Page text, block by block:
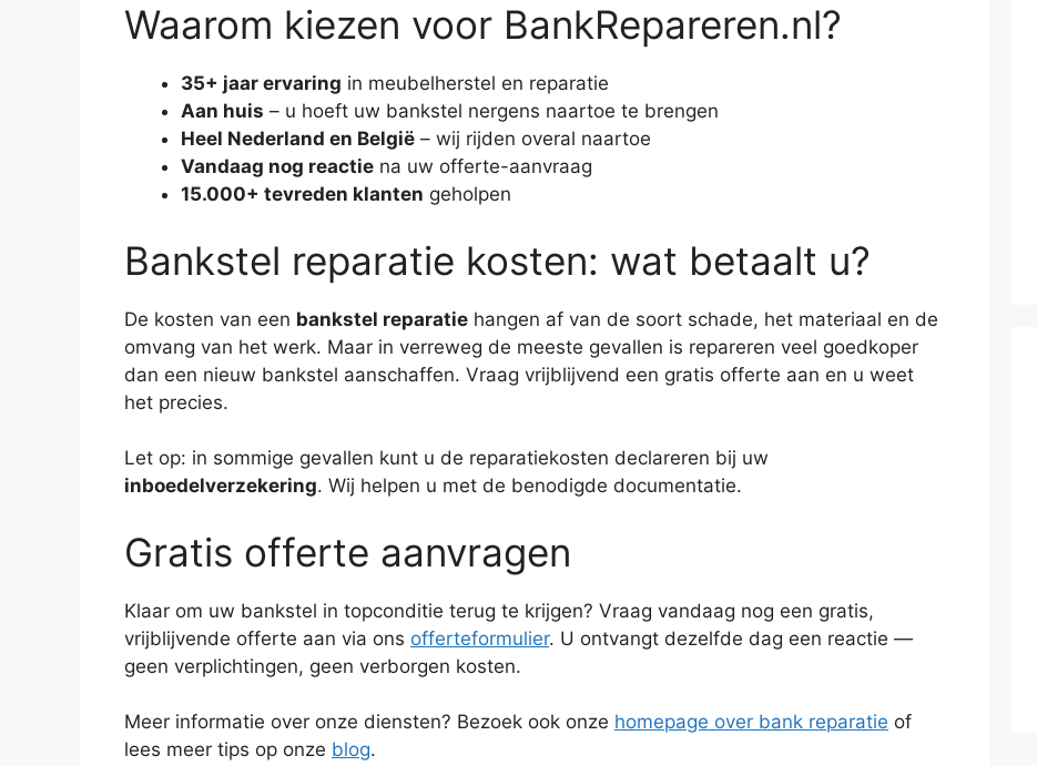
Waarom kiezen voor BankRepareren.nl?
35+ jaar ervaring in meubelherstel en reparatie
Aan huis – u hoeft uw bankstel nergens naartoe te brengen
Heel Nederland en België – wij rijden overal naartoe
Vandaag nog reactie na uw offerte-aanvraag
15.000+ tevreden klanten geholpen
Bankstel reparatie kosten: wat betaalt u?
De kosten van een bankstel reparatie hangen af van de soort schade, het materiaal en de
omvang van het werk. Maar in verreweg de meeste gevallen is repareren veel goedkoper
dan een nieuw bankstel aanschaffen. Vraag vrijblijvend een gratis offerte aan en u weet
het precies.
Let op: in sommige gevallen kunt u de reparatiekosten declareren bij uw
inboedelverzekering. Wij helpen u met de benodigde documentatie.
Gratis offerte aanvragen
Klaar om uw bankstel in topconditie terug te krijgen? Vraag vandaag nog een gratis,
vrijblijvende offerte aan via ons offerteformulier. U ontvangt dezelfde dag een reactie —
geen verplichtingen, geen verborgen kosten.
Meer informatie over onze diensten? Bezoek ook onze homepage over bank reparatie of
lees meer tips op onze blog.